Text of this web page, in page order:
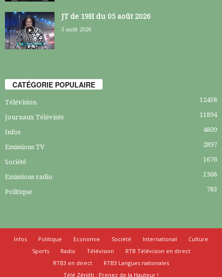
JT de 19H du 05 août 2026
5 août 2026
CATÉGORIE POPULAIRE
Télévision 12458
Journaux Télévisés 11894
Infos 4809
Emissions TV 2897
Société 1676
Emissions radio 1368
Politique 783
Infos Politique Economie Société International
Culture
Sports
Radio Télévision
RTB Télévision en direct
RTB3 en direct
RTB3 Langues nationales
Télé Zénith : Prenez de la Hauteur !